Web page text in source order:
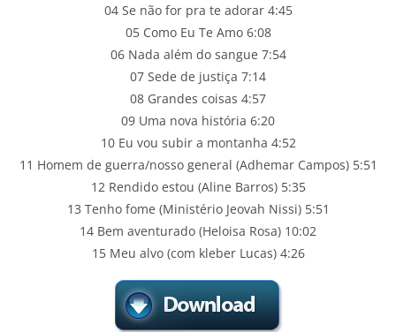
04 Se não for pra te adorar 4:45
05 Como Eu Te Amo 6:08
06 Nada além do sangue 7:54
07 Sede de justiça 7:14
08 Grandes coisas 4:57
09 Uma nova história 6:20
10 Eu vou subir a montanha 4:52
11 Homem de guerra/nosso general (Adhemar Campos) 5:51
12 Rendido estou (Aline Barros) 5:35
13 Tenho fome (Ministério Jeovah Nissi) 5:51
14 Bem aventurado (Heloisa Rosa) 10:02
15 Meu alvo (com kleber Lucas) 4:26